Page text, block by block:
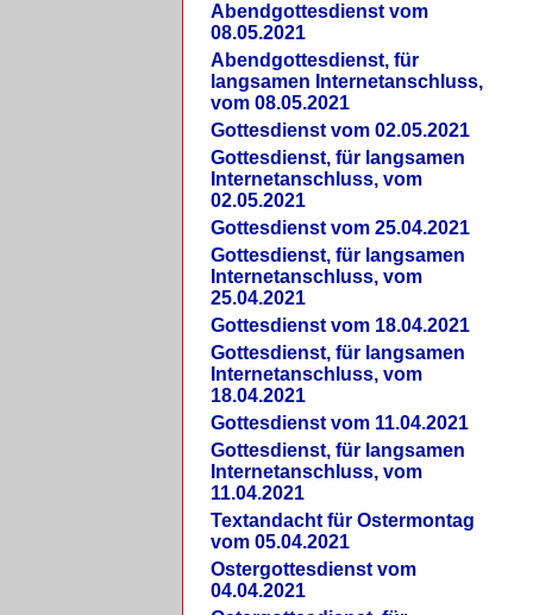
Abendgottesdienst vom
08.05.2021
Abendgottesdienst, für
langsamen Internetanschluss,
vom 08.05.2021
Gottesdienst vom 02.05.2021
Gottesdienst, für langsamen
Internetanschluss, vom
02.05.2021
Gottesdienst vom 25.04.2021
Gottesdienst, für langsamen
Internetanschluss, vom
25.04.2021
Gottesdienst vom 18.04.2021
Gottesdienst, für langsamen
Internetanschluss, vom
18.04.2021
Gottesdienst vom 11.04.2021
Gottesdienst, für langsamen
Internetanschluss, vom
11.04.2021
Textandacht für Ostermontag
vom 05.04.2021
Ostergottesdienst vom
04.04.2021